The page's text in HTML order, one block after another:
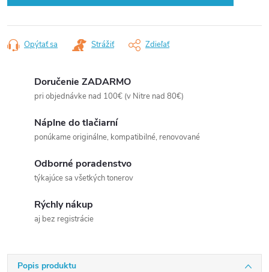
Opýtať sa Strážiť Zdieľať
Doručenie ZADARMO
pri objednávke nad 100€ (v Nitre nad 80€)
Náplne do tlačiarní
ponúkame originálne, kompatibilné, renovované
Odborné poradenstvo
týkajúce sa všetkých tonerov
Rýchly nákup
aj bez registrácie
Popis produktu